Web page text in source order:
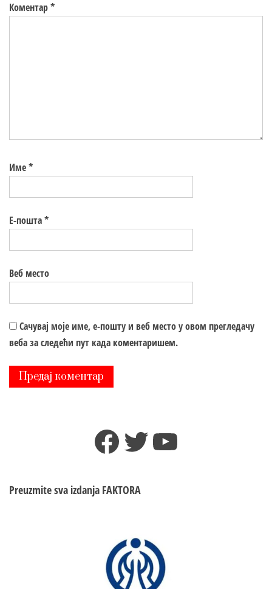
Коментар*
Име*
Е-пошта*
Веб место
Сачувај моје име, е-пошту и веб место у овом прегледачу
веба за следећи пут када коментаришем.
Facebook
TwitterYouTube
Preuzmite sva izdanja FAKTORA